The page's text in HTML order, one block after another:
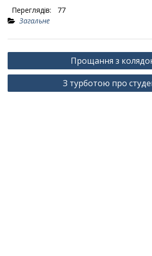
Переглядів:
77
Загальне
Навігація
записів
Прощання з
З турботою про